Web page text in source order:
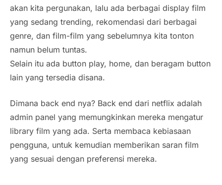
akan kita pergunakan, lalu ada berbagai display film
yang sedang trending, rekomendasi dari berbagai
genre, dan film-film yang sebelumnya kita tonton
namun belum tuntas.
Selain itu ada button play, home, dan beragam button
lain yang tersedia disana.
Dimana back end nya? Back end dari netflix adalah
admin panel yang memungkinkan mereka mengatur
library film yang ada. Serta membaca kebiasaan
pengguna, untuk kemudian memberikan saran film
yang sesuai dengan preferensi mereka.